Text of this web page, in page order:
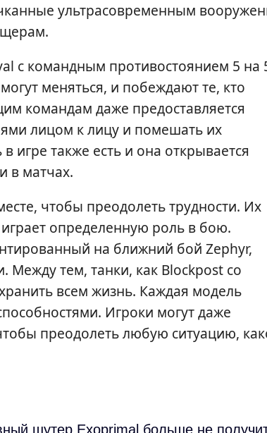
ультрасовременным
с командным противостоянием 5 на
меняться, и побеждают те, кто
командам даже предоставляется
лицом к лицу и помешать их
игре также есть и она открывается
в матчах.
чтобы преодолеть трудности. Их
определенную роль в бою.
на ближний бой Zephyr,
Между тем, танки, как Blockpost со
всем жизнь. Каждая модель
Игроки могут даже
преодолеть любую ситуацию,
шутер Exoprimal больше не